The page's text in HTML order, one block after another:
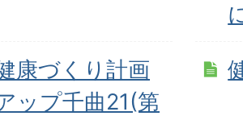
康づくり計画
ップ千曲21(第